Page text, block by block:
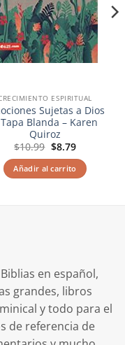
ESPIRITUAL
Sujetas a Dios
Blanda – Karen
Quiroz
$10.99 El
precio
original
era:
$10.99.
$8.79El
actual
es:
$8.79.
Añadir al carrito
en español,
grandes, libros
y todo para el
de referencia de